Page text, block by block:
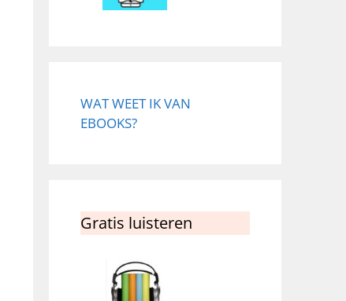
WAT WEET IK VAN
EBOOKS?
Gratis luisteren